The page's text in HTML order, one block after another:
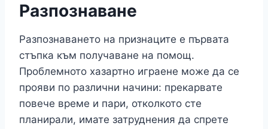
Разпознаване
Разпознаването на признаците е първата
стъпка към получаване на помощ.
Проблемното хазартно играене може да се
прояви по различни начини: прекарвате
повече време и пари, отколкото сте
планирали, имате затруднения да спрете